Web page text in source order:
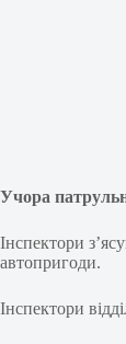
Учора
Інспектори
автопригоди.
Інспектори